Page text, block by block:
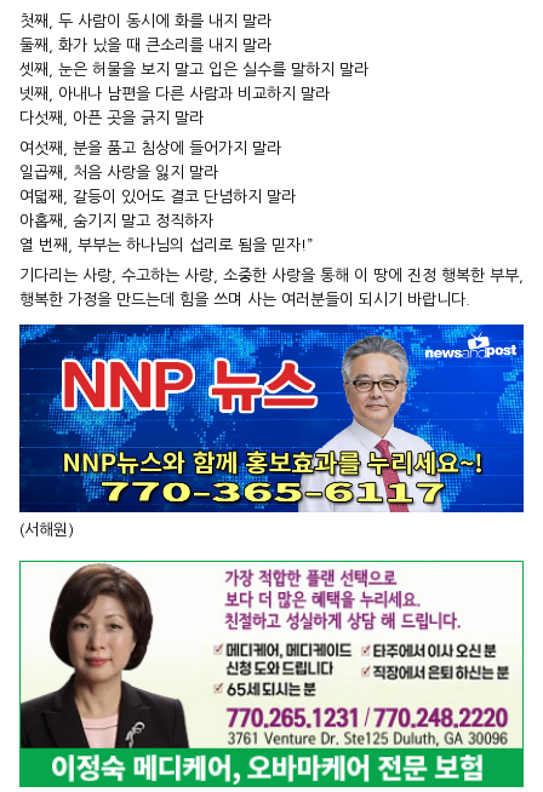
첫째, 두 사람이 동시에 화를 내지 말라
둘째, 화가 났을 때 큰소리를 내지 말라
셋째, 눈은 허물을 보지 말고 입은 실수를 말하지 말라
넷째, 아내나 남편을 다른 사람과 비교하지 말라
다섯째, 아픈 곳을 긁지 말라
여섯째, 분을 품고 침상에 들어가지 말라
일곱째, 처음 사랑을 잃지 말라
여덟째, 갈등이 있어도 결코 단념하지 말라
아홉째, 숨기지 말고 정직하자
열 번째, 부부는 하나님의 섭리로 됨을 믿자!”
기다리는 사랑, 수고하는 사랑, 소중한 사랑을 통해 이 땅에 진정 행복한 부부,
행복한 가정을 만드는데 힘을 쓰며 사는 여러분들이 되시기 바랍니다.
(서해원)